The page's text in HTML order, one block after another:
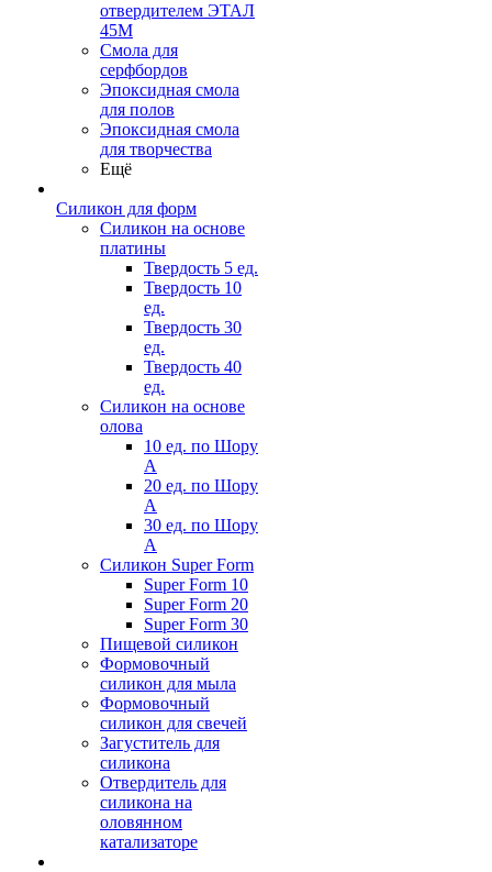
отвердителем ЭТАЛ
45М
Смола для
серфбордов
Эпоксидная смола
для полов
Эпоксидная смола
для творчества
Ещё
Силикон для форм
Силикон на основе
платины
Твердость 5 ед.
Твердость 10
ед.
Твердость 30
ед.
Твердость 40
ед.
Силикон на основе
олова
10 ед. по Шору
А
20 ед. по Шору
А
30 ед. по Шору
А
Силикон Super Form
Super Form 10
Super Form 20
Super Form 30
Пищевой силикон
Формовочный
силикон для мыла
Формовочный
силикон для свечей
Загуститель для
силикона
Отвердитель для
силикона на
оловянном
катализаторе